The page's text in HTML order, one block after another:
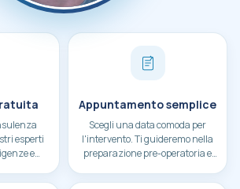
esperti
Appuntamento semplice
Scegli una data comoda per
l'intervento. Ti guideremo nella
preparazione pre-operatoria e